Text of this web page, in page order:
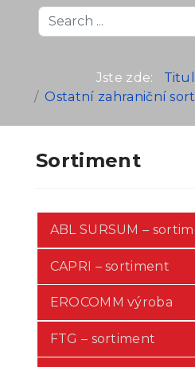
Search
...
Jste zde:
Ostatní zahraniční
Sortiment
ABL SURSUM –
CAPRI – sortiment
EROCOMM výroba
FTG – sortiment